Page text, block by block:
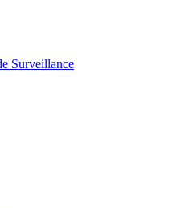
Surveillance